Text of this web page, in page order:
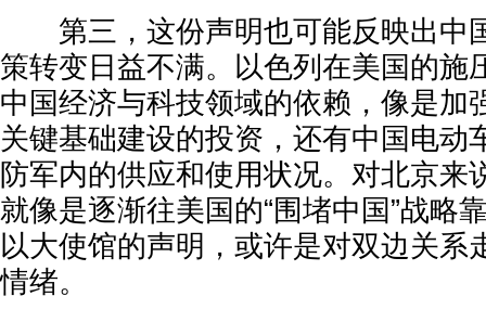
第三，这份声明也可能反映出中
策转变日益不满。以色列在美国的施
中国经济与科技领域的依赖，像是加
关键基础建设的投资，还有中国电动
防军内的供应和使用状况。对北京来
就像是逐渐往美国的“围堵中国”战略
以大使馆的声明，或许是对双边关系
情绪。